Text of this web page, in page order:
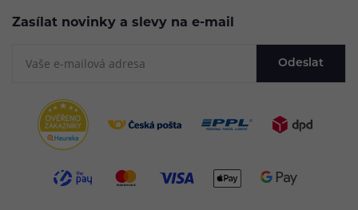
Zasílat novinky a slevy na e-mail
Odeslat